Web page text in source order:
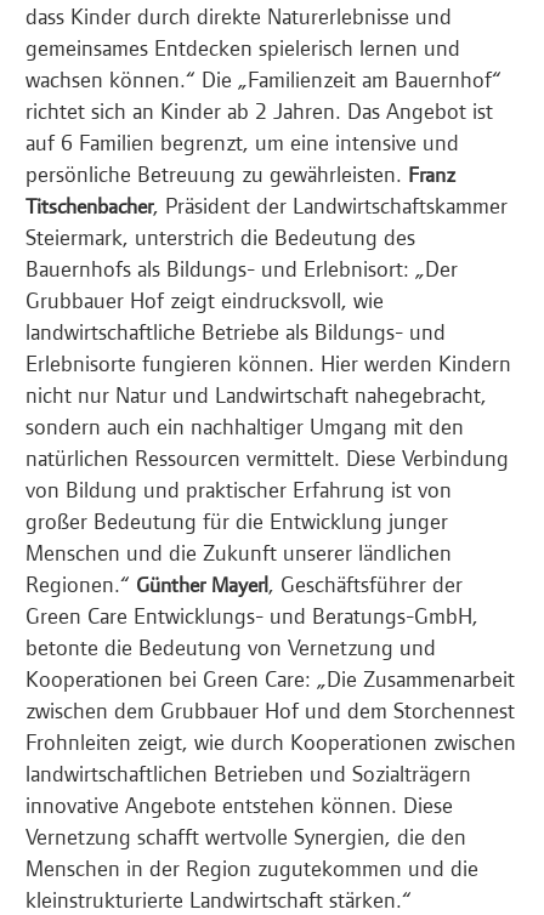
dass Kinder durch direkte Naturerlebnisse und
gemeinsames Entdecken spielerisch lernen und
wachsen können.“ Die „Familienzeit am Bauernhof“
richtet sich an Kinder ab 2 Jahren. Das Angebot ist
auf 6 Familien begrenzt, um eine intensive und
persönliche Betreuung zu gewährleisten. Franz
Titschenbacher, Präsident der Landwirtschaftskammer
Steiermark, unterstrich die Bedeutung des
Bauernhofs als Bildungs- und Erlebnisort: „Der
Grubbauer Hof zeigt eindrucksvoll, wie
landwirtschaftliche Betriebe als Bildungs- und
Erlebnisorte fungieren können. Hier werden Kindern
nicht nur Natur und Landwirtschaft nahegebracht,
sondern auch ein nachhaltiger Umgang mit den
natürlichen Ressourcen vermittelt. Diese Verbindung
von Bildung und praktischer Erfahrung ist von
großer Bedeutung für die Entwicklung junger
Menschen und die Zukunft unserer ländlichen
Regionen.“ Günther Mayerl, Geschäftsführer der
Green Care Entwicklungs- und Beratungs-GmbH,
betonte die Bedeutung von Vernetzung und
Kooperationen bei Green Care: „Die Zusammenarbeit
zwischen dem Grubbauer Hof und dem Storchennest
Frohnleiten zeigt, wie durch Kooperationen zwischen
landwirtschaftlichen Betrieben und Sozialträgern
innovative Angebote entstehen können. Diese
Vernetzung schafft wertvolle Synergien, die den
Menschen in der Region zugutekommen und die
kleinstrukturierte Landwirtschaft stärken.“